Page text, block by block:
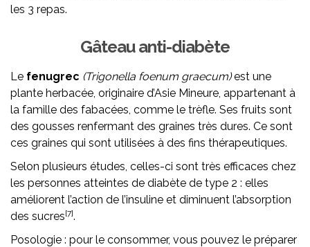
les 3 repas.
Gâteau anti-diabète
Le fenugrec (Trigonella foenum graecum)est une
plante herbacée, originaire d’Asie Mineure, appartenant à
la famille des fabacées, comme le trèfle. Ses fruits sont
des gousses renfermant des graines très dures. Ce sont
ces graines qui sont utilisées à des fins thérapeutiques.
Selon plusieurs études, celles-ci sont très efficaces chez
les personnes atteintes de diabète de type 2 : elles
améliorent l’action de l’insuline et diminuent l’absorption
des sucres[7].
Posologie : pour le consommer, vous pouvez le préparer